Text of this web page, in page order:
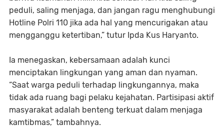
peduli, saling menjaga, dan jangan ragu menghubungi
Hotline Polri 110 jika ada hal yang mencurigakan atau
mengganggu ketertiban,” tutur Ipda Kus Haryanto.
Ia menegaskan, kebersamaan adalah kunci
menciptakan lingkungan yang aman dan nyaman.
“Saat warga peduli terhadap lingkungannya, maka
tidak ada ruang bagi pelaku kejahatan. Partisipasi aktif
masyarakat adalah benteng terkuat dalam menjaga
kamtibmas,” tambahnya.